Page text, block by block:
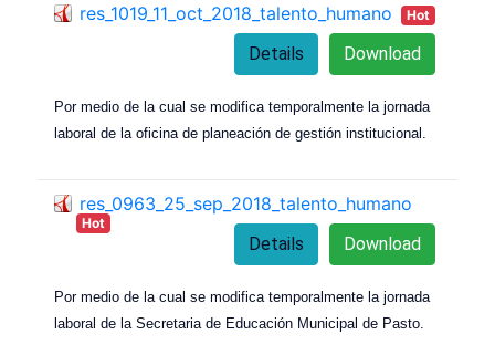
res_1019_11_oct_2018_talento_humano Hot
Download
Details
Por medio de la cual se modifica temporalmente la jornada
laboral de la oficina de planeación de gestión institucional.
res_0963_25_sep_2018_talento_humano
Hot
Download
Details
Por medio de la cual se modifica temporalmente la jornada
laboral de la Secretaria de Educación Municipal de Pasto.